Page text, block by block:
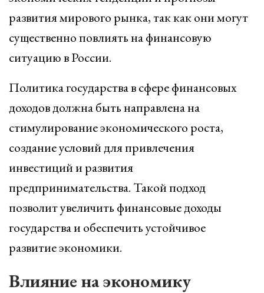
развития мирового рынка, так как они могут
существенно повлиять на финансовую
ситуацию в России.
Политика государства в сфере финансовых
доходов должна быть направлена на
стимулирование экономического роста,
создание условий для привлечения
инвестиций и развития
предпринимательства. Такой подход
позволит увеличить финансовые доходы
государства и обеспечить устойчивое
развитие экономики.
Влияние на экономику